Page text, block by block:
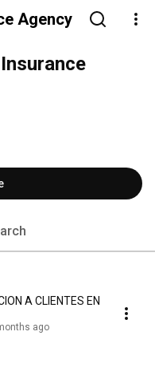
Agency
A CLIENTES EN
ago